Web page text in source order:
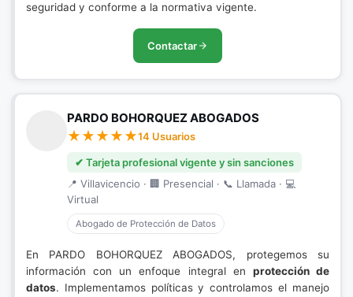
seguridad y conforme a la normativa vigente.
Contactar
PARDO BOHORQUEZ ABOGADOS
14 Usuarios
✔ Tarjeta profesional vigente y sin sanciones
📍 Villavicencio · 🏢 Presencial · 📞 Llamada · 💻
Virtual
Abogado de Protección de Datos
En PARDO BOHORQUEZ ABOGADOS, protegemos su
información con un enfoque integral en protección de
datos. Implementamos políticas y controlamos el manejo